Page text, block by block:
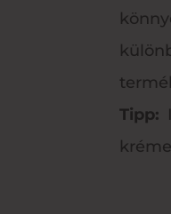
Tipp: